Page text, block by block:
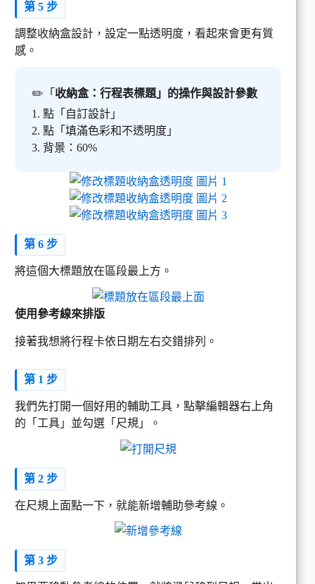
第 5 步
調整收納盒設計，設定一點透明度，看起來會更有質
感。
✏️「 收納盒：行程表標題」的操作與設計參數
1. 點「自訂設計」
2. 點「填滿色彩和不透明度」
3. 背景：60%
第 6 步
將這個大標題放在區段最上方。
使用參考線來排版
接著我想將行程卡依日期左右交錯排列。
第 1 步
我們先打開一個好用的輔助工具，點擊編輯器右上角
的「工具」並勾選「尺規」。
第 2 步
在尺規上面點一下，就能新增輔助參考線。
第 3 步